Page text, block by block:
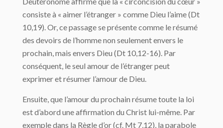
consiste à « aimer l’étranger » comme Dieu l’aime (Dt
10,19). Or, ce passage se présente comme le résumé
des devoirs de l’homme non seulement envers le
prochain, mais envers Dieu (Dt 10,12-16). Par
conséquent, le seul amour de l’étranger peut
exprimer et résumer l’amour de Dieu.
Ensuite, que l’amour du prochain résume toute la loi
est d’abord une affirmation du Christ lui-même. Par
exemple dans la Règle d’or (cf. Mt 7,12), la parabole